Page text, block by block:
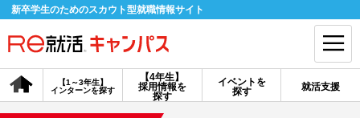
新卒学生のためのスカウト型就職情報サイト
【4年生】
採用情報を
探す
【1～3年生】
インターンを探す
イベントを
探す
就活支援
会員登録 ログイン